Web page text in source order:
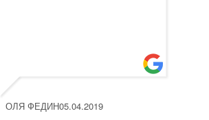
ОЛЯ ФЕДИН05.04.2019